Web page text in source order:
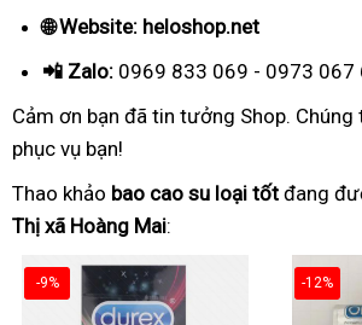
🌐 Website: heloshop.net
📲 Zalo: 0969 833 069 - 0973 067
Cảm ơn bạn đã tin tưởng Shop.
phục vụ bạn!
Thao khảo bao cao su loại tốt đang
Thị xã Hoàng Mai:
-9% -12%